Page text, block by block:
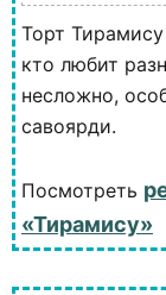
Торт
кто любит
несложно,
савоярди.
Посмотреть
«Тирамису»